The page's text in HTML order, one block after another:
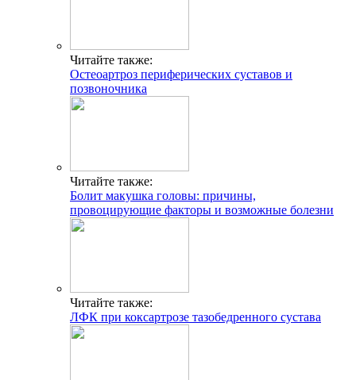
Читайте также:
Остеоартроз периферических суставов и
позвоночника
Читайте также:
Болит макушка головы: причины,
провоцирующие факторы и возможные болезни
Читайте также:
ЛФК при коксартрозе тазобедренного сустава